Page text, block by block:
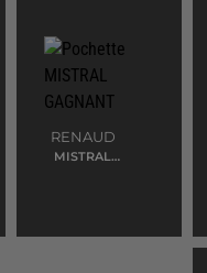
RENAUD
MISTRAL